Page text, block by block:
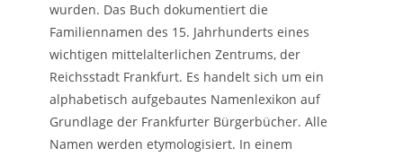
wurden. Das Buch dokumentiert die
Familiennamen des 15. Jahrhunderts eines
wichtigen mittelalterlichen Zentrums, der
Reichsstadt Frankfurt. Es handelt sich um ein
alphabetisch aufgebautes Namenlexikon auf
Grundlage der Frankfurter Bürgerbücher. Alle
Namen werden etymologisiert. In einem